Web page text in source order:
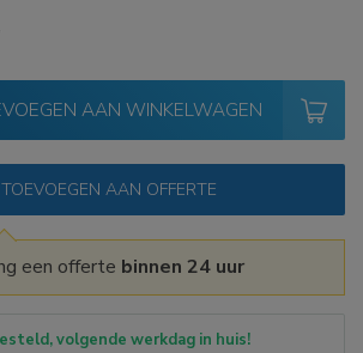
AAN WINKELWAGEN
TOEVOEGEN AAN OFFERTE
een offerte binnen 24 uur
volgende werkdag in huis!